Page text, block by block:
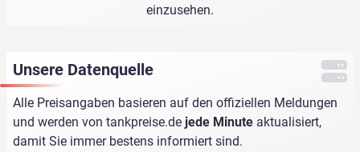
einzusehen.
Unsere Datenquelle
Alle Preisangaben basieren auf den offiziellen Meldungen
und werden von tankpreise.de jede Minute aktualisiert,
damit Sie immer bestens informiert sind.